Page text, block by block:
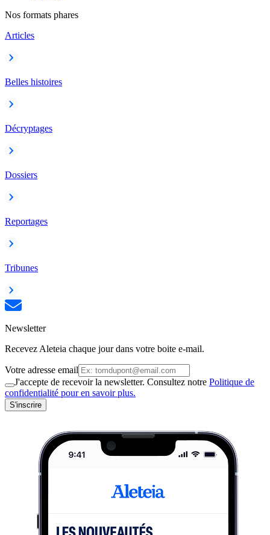
Nos formats phares
Articles
Belles histoires
Décryptages
Dossiers
Reportages
Tribunes
Newsletter
Recevez Aleteia chaque jour dans votre boite e-mail.
Votre adresse email
J'accepte de recevoir la newsletter. Consultez notre Politique de
confidentialité pour en savoir plus.
S'inscrire